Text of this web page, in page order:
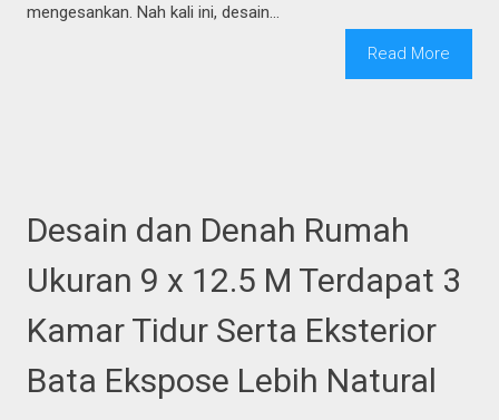
mengesankan. Nah kali ini, desain...
Read More
Desain dan Denah Rumah
Ukuran 9 x 12.5 M Terdapat 3
Kamar Tidur Serta Eksterior
Bata Ekspose Lebih Natural